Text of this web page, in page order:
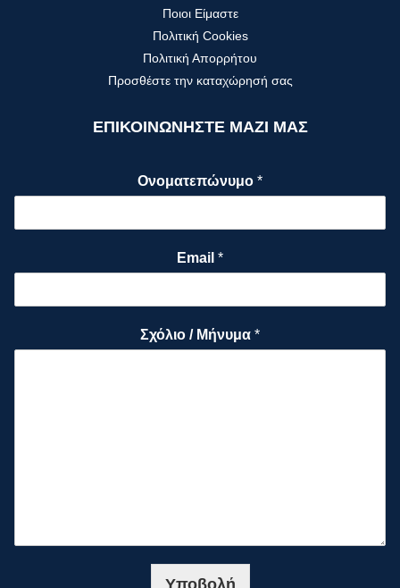
Ποιοι Είμαστε
Πολιτική Cookies
Πολιτική Απορρήτου
Προσθέστε την καταχώρησή σας
ΕΠΙΚΟΙΝΩΝΗΣΤΕ ΜΑΖΙ ΜΑΣ
Ονοματεπώνυμο *
Email *
Σχόλιο / Μήνυμα *